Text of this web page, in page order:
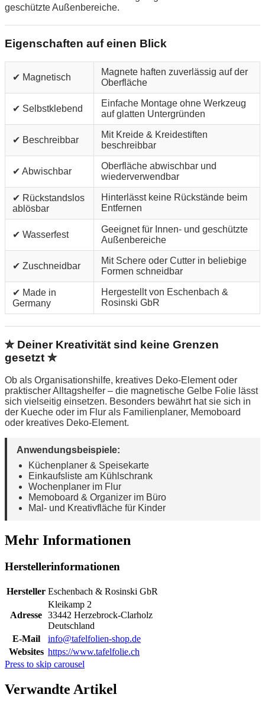
geschützte Außenbereiche.
Eigenschaften auf einen Blick
✔ Magnetisch
Magnete haften zuverlässig auf der
Oberfläche
✔ Selbstklebend
Einfache Montage ohne Werkzeug
auf glatten Untergründen
✔ Beschreibbar
Mit Kreide & Kreidestiften
beschreibbar
✔ Abwischbar
Oberfläche abwischbar und
wiederverwendbar
✔ Rückstandslos
ablösbar
Hinterlässt keine Rückstände beim
Entfernen
✔ Wasserfest
Geeignet für Innen- und geschützte
Außenbereiche
✔ Zuschneidbar
Mit Schere oder Cutter in beliebige
Formen schneidbar
✔ Made in
Germany
Hergestellt von Eschenbach &
Rosinski GbR
✮ Deiner Kreativität sind keine Grenzen
gesetzt ✮
Ob als Organisationshilfe, kreatives Deko-Element oder
praktischer Alltagshelfer – die magnetische Gelbe Folie lässt
sich vielseitig einsetzen. Besonders bewährt hat sie sich in
der Kueche oder im Flur als Familienplaner, Memoboard
oder kreatives Deko-Element.
Anwendungsbeispiele:
Küchenplaner & Speisekarte
Einkaufsliste am Kühlschrank
Wochenplaner im Flur
Memoboard & Organizer im Büro
Mal- und Kreativfläche für Kinder
Mehr Informationen
Herstellerinformationen
Hersteller Eschenbach & Rosinski GbR
Adresse
Kleikamp 2
33442 Herzebrock-Clarholz
Deutschland
E-Mail
info@tafelfolien-shop.de
Websites https://www.tafelfolie.ch
Press to skip carousel
Verwandte Artikel